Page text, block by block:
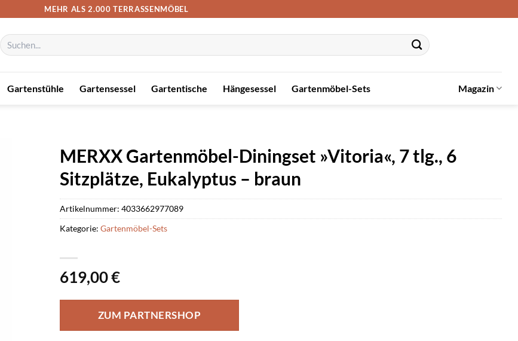
MEHR ALS 2.000 TERRASSENMÖBEL
Suchen
nach:
Gartenstühle Gartensessel Gartentische Hängesessel Gartenmöbel-Sets Magazin
MERXX Gartenmöbel-Diningset »Vitoria«, 7 tlg., 6
Sitzplätze, Eukalyptus – braun
619,00€
ZUM PARTNERSHOP
Artikelnummer: 4033662977089
Kategorie: Gartenmöbel-Sets